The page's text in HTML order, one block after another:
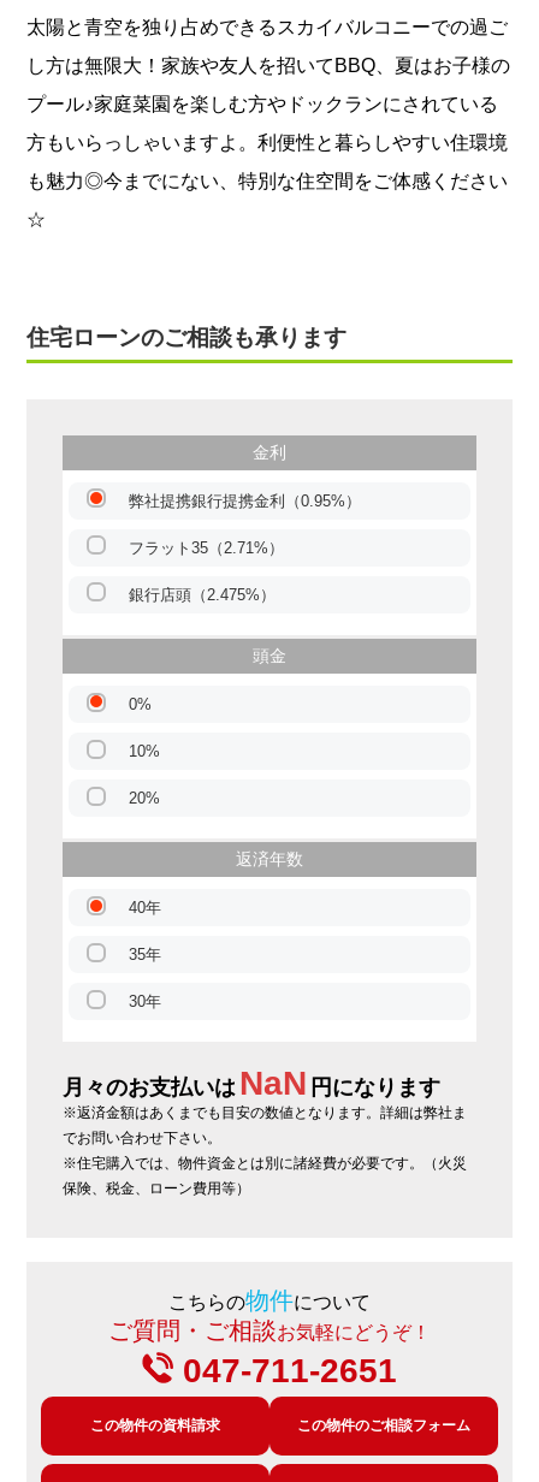
太陽と青空を独り占めできるスカイバルコニーでの過ご
し方は無限大！家族や友人を招いてBBQ、夏はお子様の
プール♪家庭菜園を楽しむ方やドックランにされている
方もいらっしゃいますよ。利便性と暮らしやすい住環境
も魅力◎今までにない、特別な住空間をご体感ください
☆
住宅ローンのご相談も承ります
金利
弊社提携銀行提携金利（0.95%）
フラット35（2.71%）
銀行店頭（2.475%）
頭金
0%
10%
20%
返済年数
40年
35年
30年
月々のお支払いは NaN 円になります
※返済金額はあくまでも目安の数値となります。詳細は弊社ま
でお問い合わせ下さい。
※住宅購入では、物件資金とは別に諸経費が必要です。（火災
保険、税金、ローン費用等）
こちらの物件について
ご質問・ご相談お気軽にどうぞ！
047-711-2651
この物件の資料請求 この物件のご相談フォーム